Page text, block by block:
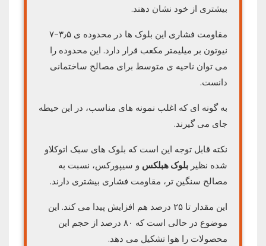
بیشتری از خود نشان دهند.
مقاومت فشاری این بلوک ها در محدوده ی ۳٫۵-۷
نیوتون بر میلیمتر مکعب قرار دارد. این محدوده را
می توان ناحیه ی متوسط برای مصالح ساختمانی
دانست.
به گونه ای که اغلب نمونه های مناسب، در این حیطه
جای می گیرند.
نکته قابل توجه این است که بلوک های سبک اتوکلاو
شده نظیر بلوک هبلکس و سیپورکس، نسبت به
مصالح سنگین تر، مقاومت فشاری بیشتری دارند.
این مقدار تا ۲۵ درصد هم افزایش پیدا می کند. این
موضوع در حالی است که ۸۰ درصد از حجم این
محصولات را هوا تشکیل می دهد.